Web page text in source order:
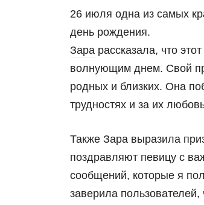
26 июля одна из самых
день рождения.
Зара рассказала, что
волнующим днем. Свой
родных и близких. Она
трудностях и за их
Также Зара выразила
поздравляют певицу с
сообщений, которые я
заверила